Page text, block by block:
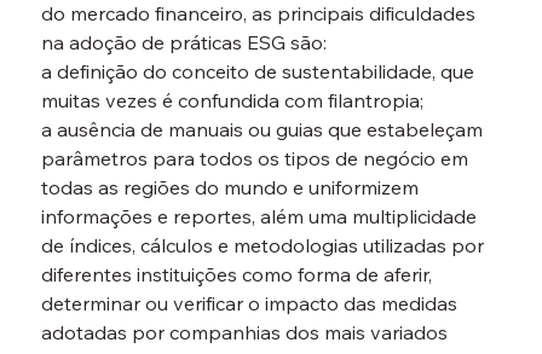
do mercado financeiro, as principais dificuldades
na adoção de práticas ESG são:
a definição do conceito de sustentabilidade, que
muitas vezes é confundida com filantropia;
a ausência de manuais ou guias que estabeleçam
parâmetros para todos os tipos de negócio em
todas as regiões do mundo e uniformizem
informações e reportes, além uma multiplicidade
de índices, cálculos e metodologias utilizadas por
diferentes instituições como forma de aferir,
determinar ou verificar o impacto das medidas
adotadas por companhias dos mais variados